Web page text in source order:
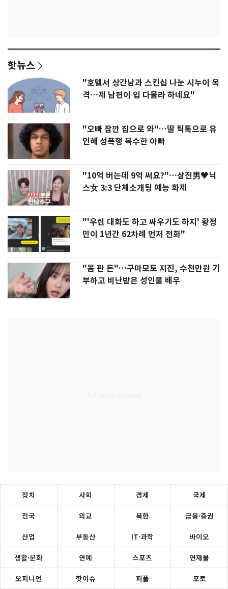
핫뉴스
"호텔서 상간남과 스킨십 나눈 시누이 목
격…제 남편이 입 다물라 하네요"
"오빠 잠깐 집으로 와"…딸 틱톡으로 유
인해 성폭행 복수한 아빠
"10억 버는데 9억 써요?"…삼전男♥닉
스女 3:3 단체소개팅 예능 화제
"'우린 대화도 하고 싸우기도 하지' 황정
민이 1년간 62차례 먼저 전화"
"몸 판 돈"…구마모토 지진, 수천만원 기
부하고 비난받은 성인물 배우
정치 사회 경제 국제
전국 외교 북한 금융·증권
산업 부동산 IT·과학 바이오
생활·문화 연예 스포츠 연재물
오피니언 핫이슈 피플 포토